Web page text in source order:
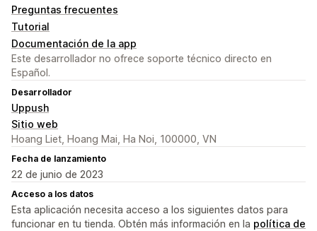
Preguntas frecuentes
Tutorial
Documentación de la app
Este desarrollador no ofrece soporte técnico directo en
Español.
Desarrollador
Uppush
Sitio web
Hoang Liet, Hoang Mai, Ha Noi, 100000, VN
Fecha de lanzamiento
22 de junio de 2023
Acceso a los datos
Esta aplicación necesita acceso a los siguientes datos para
funcionar en tu tienda. Obtén más información en la política de